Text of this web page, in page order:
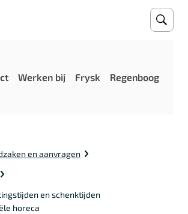
Open
Werken bij Frysk Regenboog
en aanvragen
en schenktijden
horeca